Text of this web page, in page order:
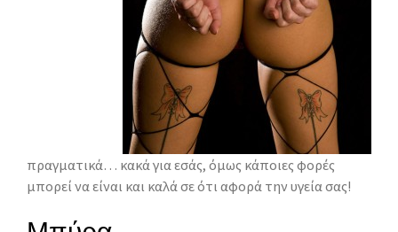
πραγματικά… κακά για εσάς, όμως κάποιες φορές
μπορεί να είναι και καλά σε ότι αφορά την υγεία σας!